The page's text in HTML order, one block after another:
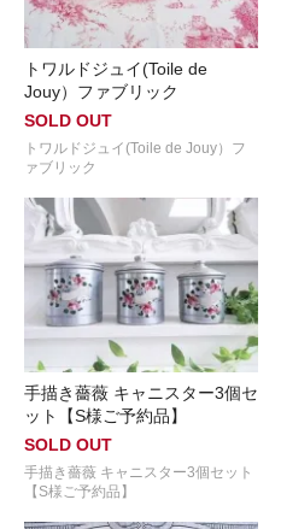
トワルドジュイ(Toile de
Jouy）ファブリック
SOLD OUT
トワルドジュイ(Toile de Jouy）フ
ァブリック
手描き薔薇 キャニスター3個セ
ット【S様ご予約品】
SOLD OUT
手描き薔薇 キャニスター3個セット
【S様ご予約品】